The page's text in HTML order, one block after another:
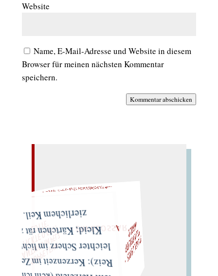
Website
Name, E-Mail-Adresse und Website in diesem
Browser für meinen nächsten Kommentar
speichern.
Kommentar abschicken
„
S
U
P
P
E
L
E
H
M
A
N
T
I
K
E
S
I
M
P
E
L
Z
T
I
C
K
T
E
O
G
O
T
T
L
O
T
T
E
"
leichter Scherz im lichten
Kleid; Kärtchen rät zu
zierlichem Keil. M
I
C
H
E
L
L
E
I
R
I
S
・
F
E
L
I
X
P
H
I
L
I
P
P
I
N
G
O
L
D
– EIN GLOSSAR –
EINM
AL!